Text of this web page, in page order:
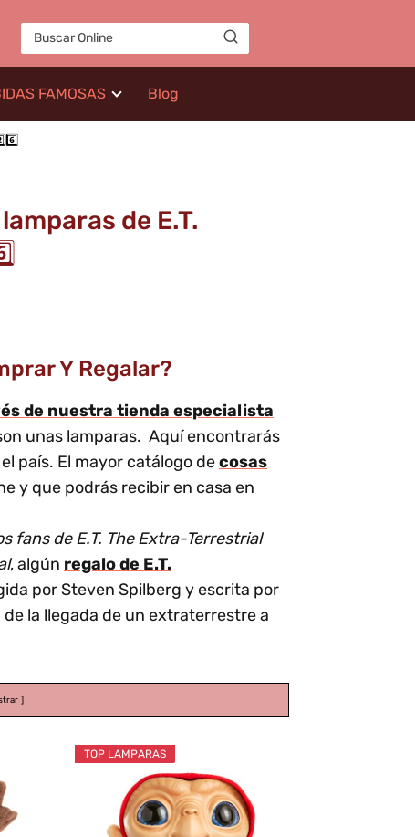
FAMOSAS Blog
de E.T.
Y Regalar?
de nuestra tienda especialista
unas lamparas. Aquí encontrarás
país. El mayor catálogo decosas
y que podrás recibir en casa en
fans de E.T. The Extra-Terrestrial
, algún regalo de E.T.
por Steven Spilberg y escrita por
la llegada de un extraterrestre a
TOP LAMPARAS